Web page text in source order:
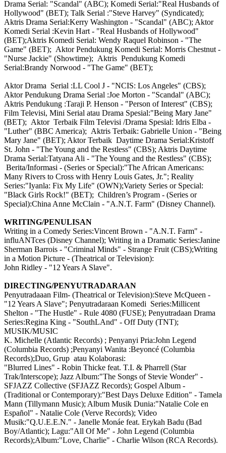
Drama Serial: "Scandal" (ABC); Komedi Serial:"Real Husbands of
Hollywood" (BET); Talk Serial :"Steve Harvey" (Syndicated);
Aktris Drama Serial:Kerry Washington - "Scandal" (ABC); Aktor
Komedi Serial :Kevin Hart - "Real Husbands of Hollywood"
(BET);Aktris Komedi Serial: Wendy Raquel Robinson - "The
Game" (BET); Aktor Pendukung Komedi Serial: Morris Chestnut -
"Nurse Jackie" (Showtime); Aktris Pendukung Komedi
Serial:Brandy Norwood - "The Game" (BET);
Aktor Drama Serial :LL Cool J - "NCIS: Los Angeles" (CBS);
Aktor Pendukung Drama Serial :Joe Morton - "Scandal" (ABC);
Aktris Pendukung :Taraji P. Henson - "Person of Interest" (CBS);
Film Televisi, Mini Serial atau Drama Spesial:"Being Mary Jane"
(BET); Aktor Terbaik Film Televisi /Drama Spesial: Idris Elba -
"Luther" (BBC America); Aktris Terbaik: Gabrielle Union - "Being
Mary Jane" (BET); Aktor Terbaik Daytime Drama Serial:Kristoff
St. John - "The Young and the Restless" (CBS); Aktris Daytime
Drama Serial:Tatyana Ali - "The Young and the Restless" (CBS);
Berita/Informasi - (Series or Special):"The African Americans:
Many Rivers to Cross with Henry Louis Gates, Jr."; Reality
Series:"Iyanla: Fix My Life" (OWN);Variety Series or Special:
"Black Girls Rock!" (BET); Children’s Program - (Series or
Special):China Anne McClain - "A.N.T. Farm" (Disney Channel).
WRITING/PENULISAN
Writing in a Comedy Series:Vincent Brown - "A.N.T. Farm" -
influANTces (Disney Channel); Writing in a Dramatic Series:Janine
Sherman Barrois - "Criminal Minds" - Strange Fruit (CBS);Writing
in a Motion Picture - (Theatrical or Television):
John Ridley - "12 Years A Slave".
DIRECTING/PENYUTRADARAAN
Penyutradaaan Film- (Theatrical or Television):Steve McQueen -
"12 Years A Slave"; Penyutradaraan Komedi Series:Millicent
Shelton - "The Hustle" - Rule 4080 (FUSE); Penyutradaan Drama
Series:Regina King - "SouthLAnd" - Off Duty (TNT);
MUSIK/MUSIC
K. Michelle (Atlantic Records) ; Penyanyi Pria:John Legend
(Columbia Records) ;Penyanyi Wanita :Beyoncé (Columbia
Records);Duo, Grup atau Kolaborasi:
"Blurred Lines" - Robin Thicke feat. T.I. & Pharrell (Star
Trak/Interscope); Jazz Album:"The Songs of Stevie Wonder" -
SFJAZZ Collective (SFJAZZ Records); Gospel Album -
(Traditional or Contemporary):"Best Days Deluxe Edition" - Tamela
Mann (Tillymann Music); Album Musik Dunia:"Natalie Cole en
Español" - Natalie Cole (Verve Records); Video
Musik:"Q.U.E.E.N." - Janelle Monáe feat. Erykah Badu (Bad
Boy/Atlantic); Lagu:"All Of Me" - John Legend (Columbia
Records);Album:"Love, Charlie" - Charlie Wilson (RCA Records).